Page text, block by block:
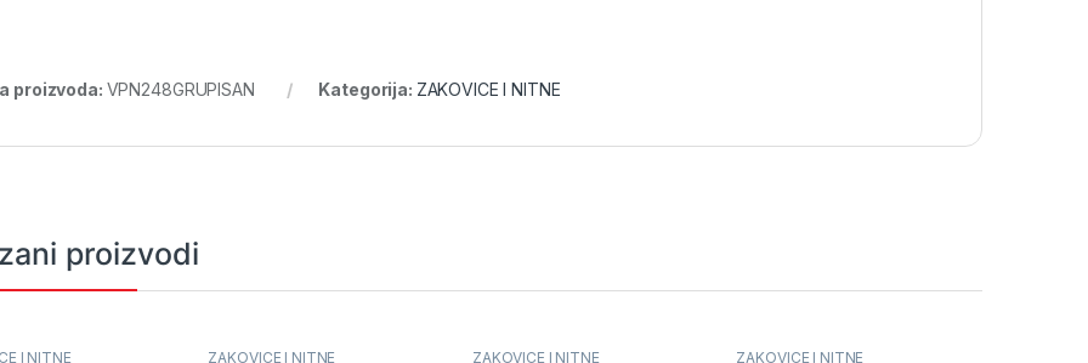
proizvoda: VPN248GRUPISAN Kategorija: ZAKOVICE I NITNE
proizvodi
I NITNE ZAKOVICE I NITNE ZAKOVICE I NITNE ZAKOVICE I NITNE